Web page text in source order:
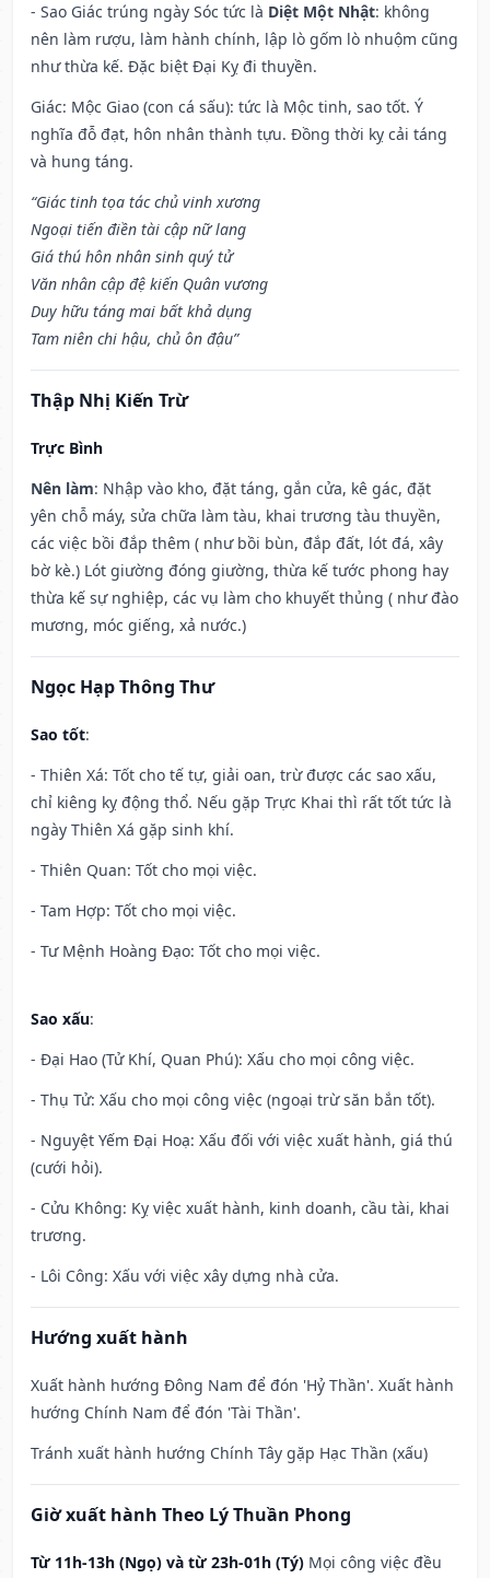
- Sao Giác trúng ngày Sóc tức là Diệt Một Nhật: không
nên làm rượu, làm hành chính, lập lò gốm lò nhuộm cũng
như thừa kế. Đặc biệt Đại Kỵ đi thuyền.
Giác: Mộc Giao (con cá sấu): tức là Mộc tinh, sao tốt. Ý
nghĩa đỗ đạt, hôn nhân thành tựu. Đồng thời kỵ cải táng
và hung táng.
“Giác tinh tọa tác chủ vinh xương
Ngoại tiến điền tài cập nữ lang
Giá thú hôn nhân sinh quý tử
Văn nhân cập đệ kiến Quân vương
Duy hữu táng mai bất khả dụng
Tam niên chi hậu, chủ ôn đậu”
Thập Nhị Kiến Trừ
Trực Bình
Nên làm: Nhập vào kho, đặt táng, gắn cửa, kê gác, đặt
yên chỗ máy, sửa chữa làm tàu, khai trương tàu thuyền,
các việc bồi đắp thêm ( như bồi bùn, đắp đất, lót đá, xây
bờ kè.) Lót giường đóng giường, thừa kế tước phong hay
thừa kế sự nghiệp, các vụ làm cho khuyết thủng ( như đào
mương, móc giếng, xả nước.)
Ngọc Hạp Thông Thư
Sao tốt:
- Thiên Xá: Tốt cho tế tự, giải oan, trừ được các sao xấu,
chỉ kiêng kỵ động thổ. Nếu gặp Trực Khai thì rất tốt tức là
ngày Thiên Xá gặp sinh khí.
- Thiên Quan: Tốt cho mọi việc.
- Tam Hợp: Tốt cho mọi việc.
- Tư Mệnh Hoàng Đạo: Tốt cho mọi việc.
Sao xấu:
- Đại Hao (Tử Khí, Quan Phú): Xấu cho mọi công việc.
- Thụ Tử: Xấu cho mọi công việc (ngoại trừ săn bắn tốt).
- Nguyệt Yếm Đại Hoạ: Xấu đối với việc xuất hành, giá thú
(cưới hỏi).
- Cửu Không: Kỵ việc xuất hành, kinh doanh, cầu tài, khai
trương.
- Lôi Công: Xấu với việc xây dựng nhà cửa.
Hướng xuất hành
Xuất hành hướng Đông Nam để đón 'Hỷ Thần'. Xuất hành
hướng Chính Nam để đón 'Tài Thần'.
Tránh xuất hành hướng Chính Tây gặp Hạc Thần (xấu)
Giờ xuất hành Theo Lý Thuần Phong
Từ 11h-13h (Ngọ) và từ 23h-01h (Tý) Mọi công việc đều